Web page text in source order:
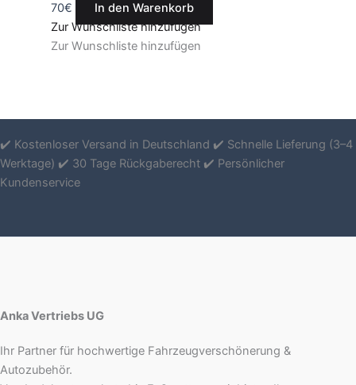
70€
In den Warenkorb
Zur Wunschliste hinzufügen
Zur Wunschliste hinzufügen
✔️ Kostenloser Versand in Deutschland ✔️ Schnelle Lieferung (3–4
Werktage) ✔️ 30 Tage Rückgaberecht ✔️ Persönlicher
Kundenservice
Anka Vertriebs UG
Ihr Partner für hochwertige Fahrzeugverschönerung &
Autozubehör.